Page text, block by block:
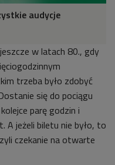
audycje
w latach 80., gdy
trzeba było zdobyć
się do pociągu
parę godzin i
A jeżeli biletu nie było, to
czekanie na otwarte